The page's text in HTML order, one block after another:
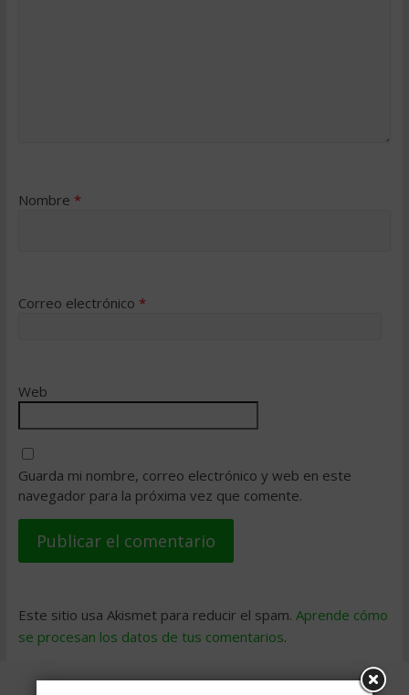
Nombre *
Correo electrónico *
Web
Guarda mi nombre, correo electrónico y web en este
navegador para la próxima vez que comente.
Este sitio usa Akismet para reducir el spam. Aprende cómo
se procesan los datos de tus comentarios.